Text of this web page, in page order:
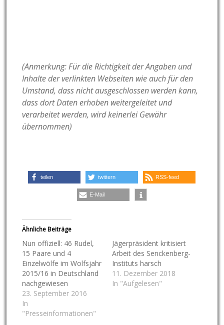
(Anmerkung: Für die Richtigkeit der Angaben und
Inhalte der verlinkten Webseiten wie auch für den
Umstand, dass nicht ausgeschlossen werden kann,
dass dort Daten erhoben weitergeleitet und
verarbeitet werden, wird keinerlei Gewähr
übernommen)
teilen twittern RSS-feed
E-Mail
Ähnliche Beiträge
Nun offiziell: 46 Rudel,
15 Paare und 4
Einzelwölfe im Wolfsjahr
2015/16 in Deutschland
nachgewiesen
23. September 2016
In
"Presseinformationen"
Jägerpräsident kritisiert
Arbeit des Senckenberg-
Instituts harsch
11. Dezember 2018
In "Aufgelesen"